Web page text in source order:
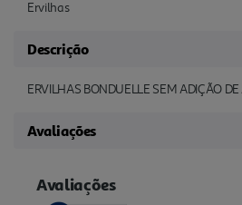
Ervilhas
Descrição
ERVILHAS BONDUELLE SEM ADIÇÃO
Avaliações